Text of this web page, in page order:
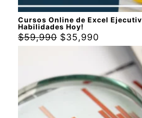
Cursos Online de Excel
Habilidades Hoy!
$59,990 $35,990